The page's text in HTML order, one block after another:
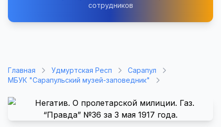
сотрудников
Главная Удмуртская Респ
Сарапул
МБУК "Сарапульский музей-заповедник"